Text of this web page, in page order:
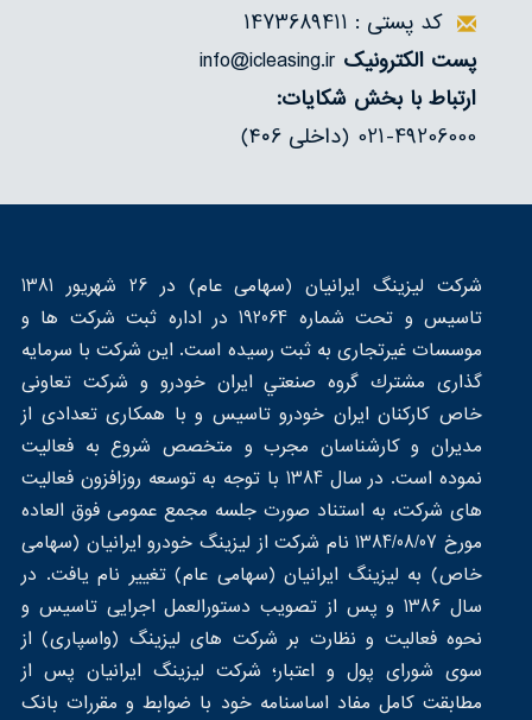
کد پستی : 1473689411
پست الکترونیکinfo@icleasing.ir
ارتباط با بخش شکایات:
021-49206000 (داخلی ۴۰6)
شرکت لیزینگ ایرانیان (سهامی عام) در 26 شهریور 1381
تاسیس و تحت شماره 192064 در اداره ثبت شرکت ها و
موسسات غیرتجاری به ثبت رسیده است. این شرکت با سرمایه
گذاری مشترك گروه صنعتي ايران خودرو و شرکت تعاونی
خاص کارکنان ایران خودرو تاسیس و با همکاری تعدادی از
مدیران و کارشناسان مجرب و متخصص شروع به فعالیت
نموده است. در سال 1384 با توجه به توسعه روزافزون فعالیت
های شرکت، به استناد صورت جلسه مجمع عمومی فوق العاده
مورخ 1384/08/07 نام شرکت از لیزینگ خودرو ایرانیان (سهامی
خاص) به لیزینگ ایرانیان (سهامی عام) تغییر نام یافت. در
سال 1386 و پس از تصویب دستورالعمل اجرایی تاسیس و
نحوه فعالیت و نظارت بر شرکت های لیزینگ (واسپاری) از
سوی شورای پول و اعتبار؛ شرکت لیزینگ ایرانیان پس از
مطابقت کامل مفاد اساسنامه خود با ضوابط و مقررات بانک